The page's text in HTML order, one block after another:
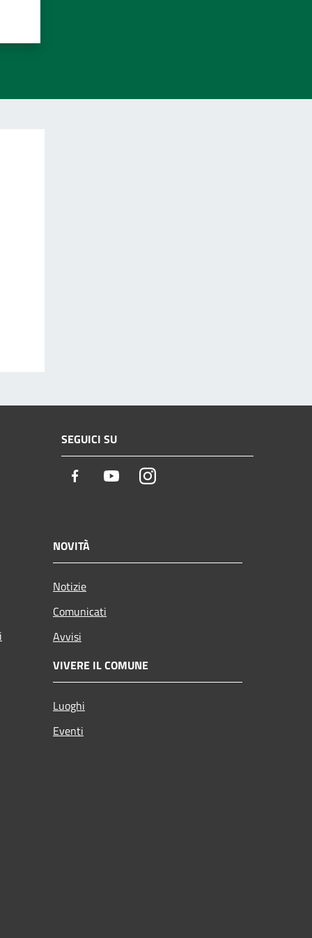
SEGUICI SU
Facebook YoutubeInstagram
NOVITÀ
Notizie
Comunicati
Avvisi
VIVERE IL COMUNE
Luoghi
Eventi